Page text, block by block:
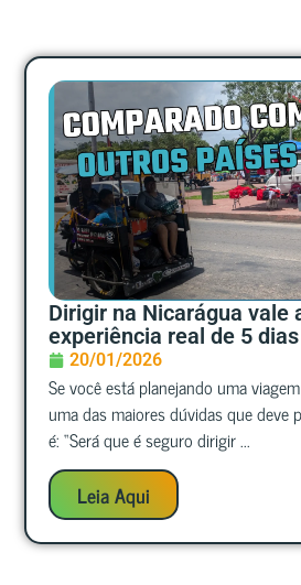
Dirigir na Nicarágua vale
experiência real de 5
20/01/2026
Se você está planejando uma
uma das maiores dúvidas que deve
é: “Será que é seguro dirigir ...
Leia Aqui